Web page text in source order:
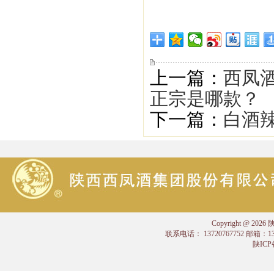
上一篇： 西凤
正宗是哪款？
下一篇： 白酒
Copyright @ 2026
联系电话： 13720767752 邮箱：
陕ICP